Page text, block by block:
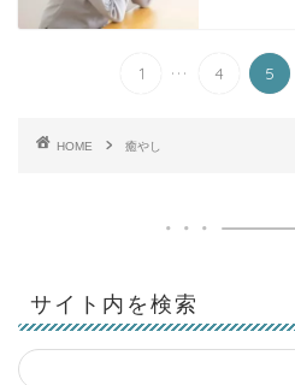
1 ... 4 5
HOME 癒やし
サイト内を検索